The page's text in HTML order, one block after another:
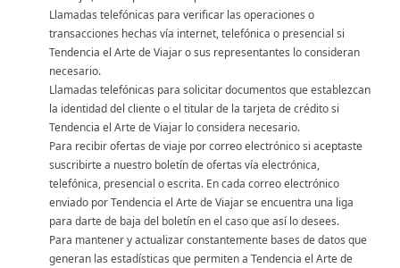
Llamadas telefónicas para verificar las operaciones o
transacciones hechas vía internet, telefónica o presencial si
Tendencia el Arte de Viajar o sus representantes lo consideran
necesario.
Llamadas telefónicas para solicitar documentos que establezcan
la identidad del cliente o el titular de la tarjeta de crédito si
Tendencia el Arte de Viajar lo considera necesario.
Para recibir ofertas de viaje por correo electrónico si aceptaste
suscribirte a nuestro boletín de ofertas vía electrónica,
telefónica, presencial o escrita. En cada correo electrónico
enviado por Tendencia el Arte de Viajar se encuentra una liga
para darte de baja del boletín en el caso que así lo desees.
Para mantener y actualizar constantemente bases de datos que
generan las estadísticas que permiten a Tendencia el Arte de